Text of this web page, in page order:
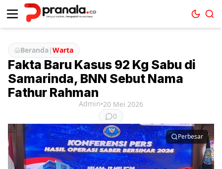
Beranda|Warta
Fakta Baru Kasus 92 Kg Sabu di
Samarinda, BNN Sebut Nama
Fathur Rahman
Admin•20 Mei 2026
0
Perbesar